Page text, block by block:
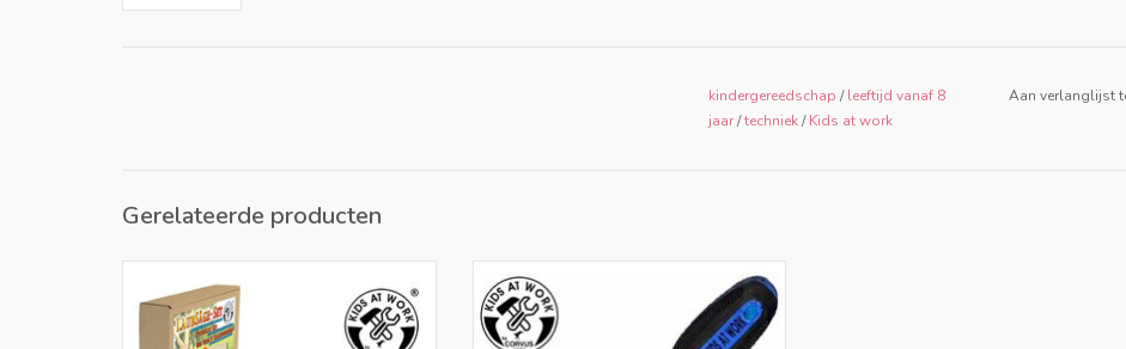
kindergereedschap /leeftijd vanaf 8
jaar/techniek/Kids at work
Aan verlanglijst
Gerelateerde producten
houten multiplexplaat A4 formaat.
TOEVOEGEN AAN WINKELWAGEN
TOEVOEGEN AAN WINKELWAGEN